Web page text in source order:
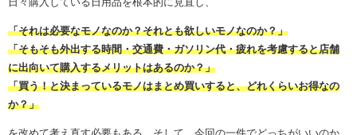
「それは必要なモノなのか？それとも欲しいモノなのか？」
「そもそも外出する時間・交通費・ガソリン代・疲れを考慮すると店舗
に出向いて購入するメリットはあるのか？」
「買う！と決まっているモノはまとめ買いすると、どれくらいお得なの
か？」